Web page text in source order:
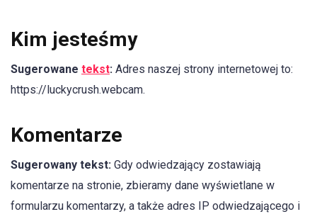
Kim jesteśmy
Sugerowane tekst: Adres naszej strony internetowej to:
https://luckycrush.webcam.
Komentarze
Sugerowany tekst: Gdy odwiedzający zostawiają
komentarze na stronie, zbieramy dane wyświetlane w
formularzu komentarzy, a także adres IP odwiedzającego i